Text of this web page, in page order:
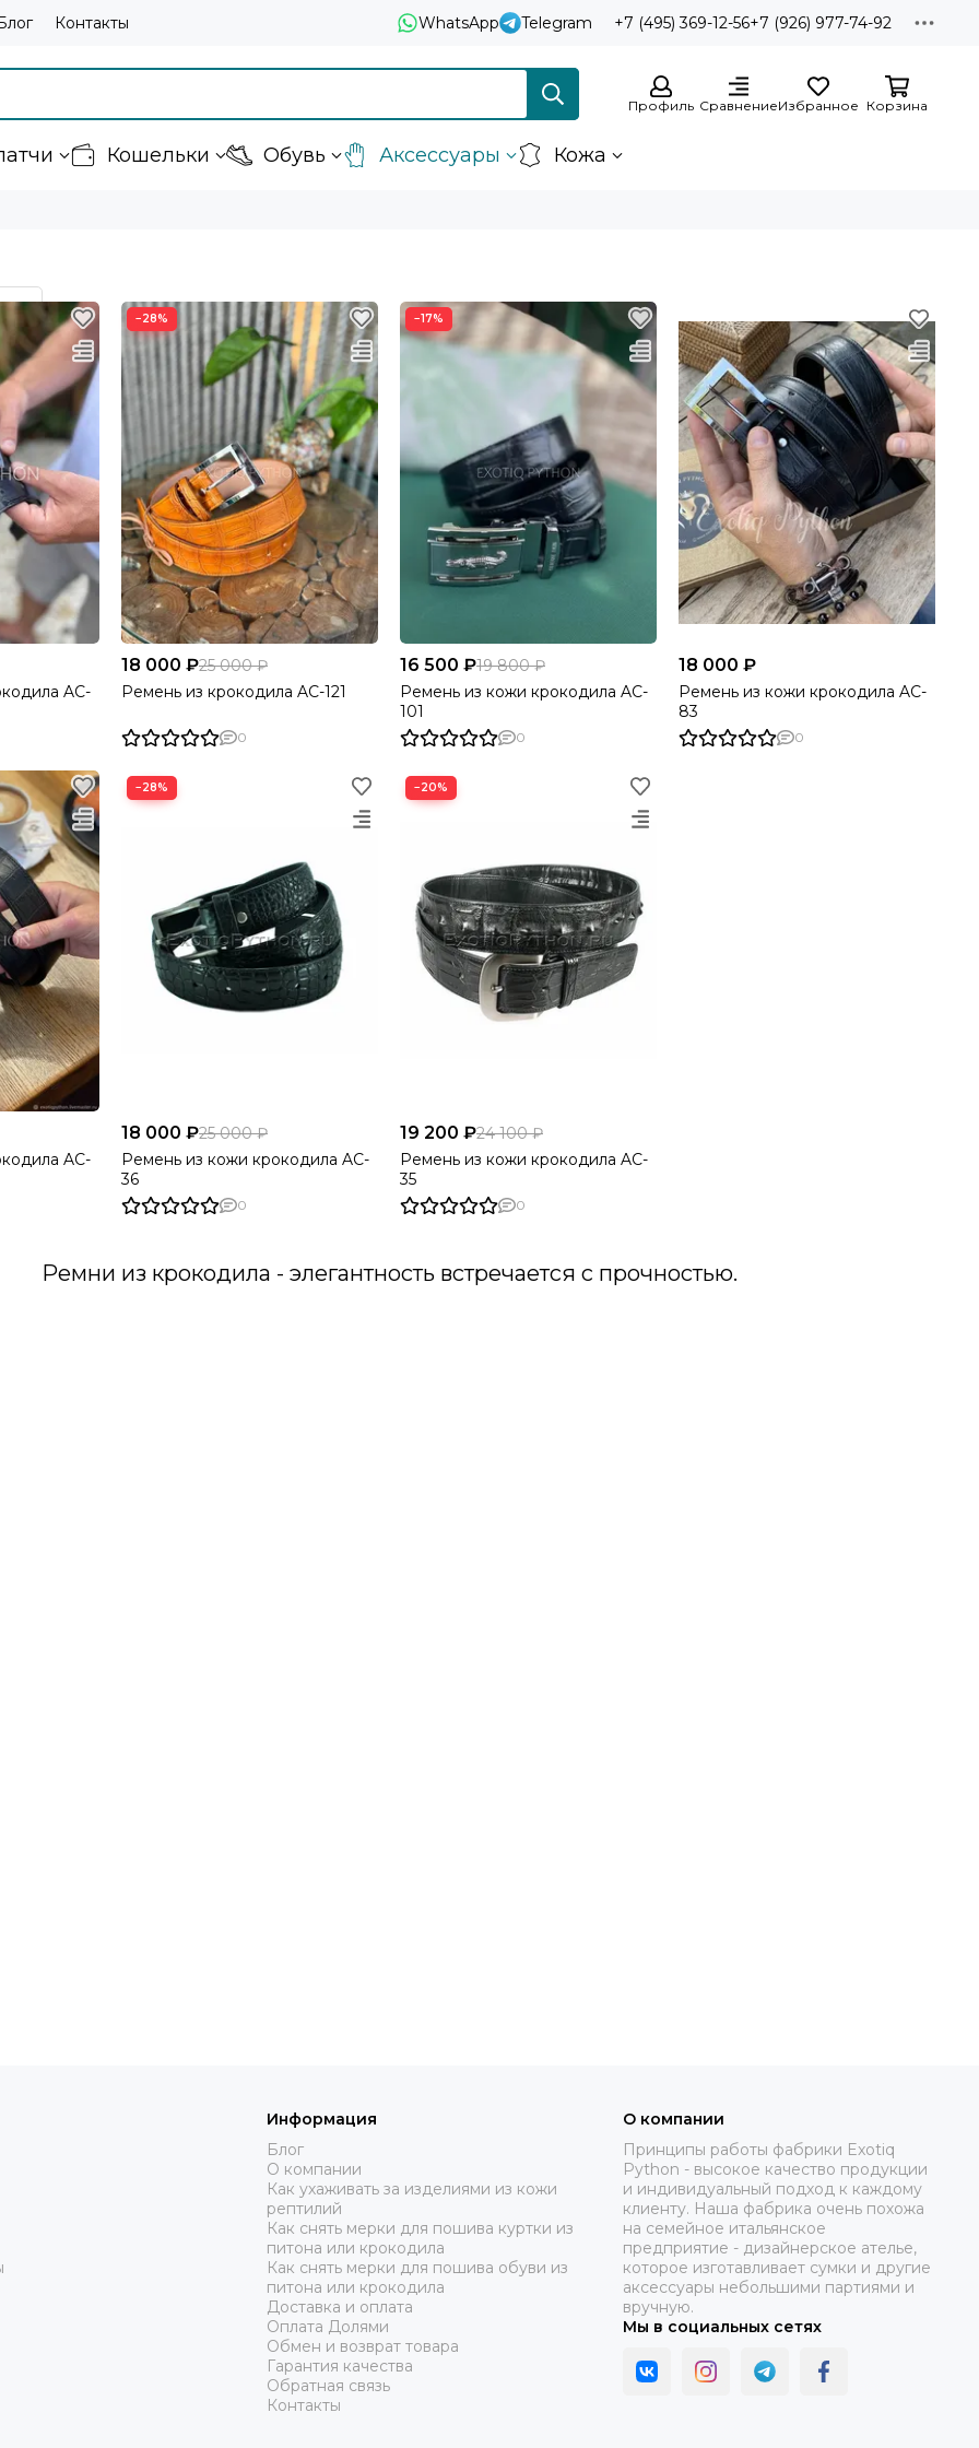
Контакты WhatsApp Telegram +7 (495) 369-12-56+7 (926) 977-74-92
Профиль СравнениеИзбранное Корзина
Кошельки Обувь Аксессуары Кожа
AC-
−28%
18 000 ₽25 000 ₽
Ремень из крокодила AC-121
0
−17%
16 500 ₽19 800 ₽
Ремень из кожи крокодила AC-
101
0
18 000 ₽
Ремень из кожи крокодила AC-
83
0
AC-
−28%
18 000 ₽25 000 ₽
Ремень из кожи крокодила AC-
36
0
−20%
19 200 ₽24 100 ₽
Ремень из кожи крокодила AC-
35
0
Ремни из крокодила - элегантность встречается с прочностью.
коллекцию ремней из кожи крокодила — здесь элегантность встречается с прочностью, создавая идеальное
Информация
Блог
О компании
Как ухаживать за изделиями из кожи
рептилий
Как снять мерки для пошива куртки из
питона или крокодила
Как снять мерки для пошива обуви из
питона или крокодила
Доставка и оплата
Оплата Долями
Обмен и возврат товара
Гарантия качества
Обратная связь
Контакты
О компании
Принципы работы фабрики Exotiq
Python - высокое качество продукции
и индивидуальный подход к каждому
клиенту. Наша фабрика очень похожа
на семейное итальянское
предприятие - дизайнерское ателье,
которое изготавливает сумки и другие
аксессуары небольшими партиями и
вручную.
Мы в социальных сетях